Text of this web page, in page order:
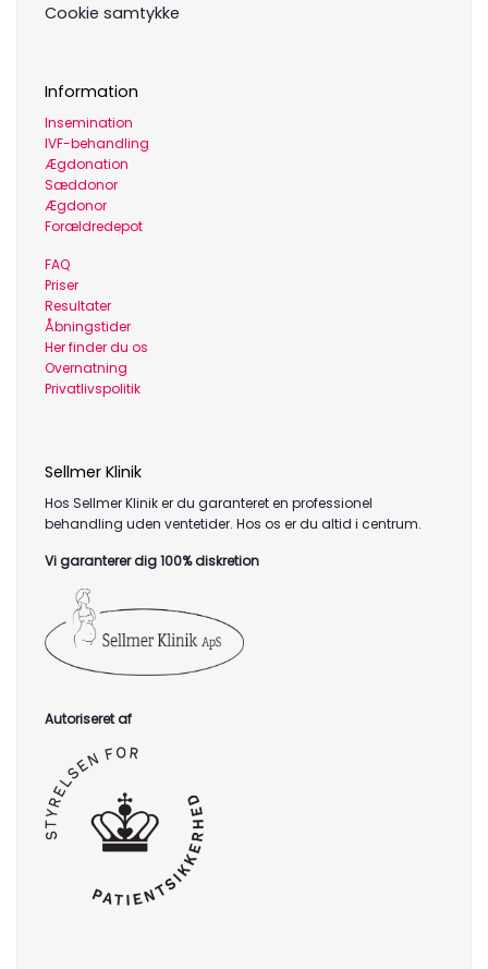
Cookie samtykke
Information
Insemination
IVF-behandling
Ægdonation
Sæddonor
Ægdonor
Forældredepot
FAQ
Priser
Resultater
Åbningstider
Her finder du os
Overnatning
Privatlivspolitik
Sellmer Klinik
Hos Sellmer Klinik er du garanteret en professionel
behandling uden ventetider. Hos os er du altid i centrum.
Vi garanterer dig 100% diskretion
Autoriseret af